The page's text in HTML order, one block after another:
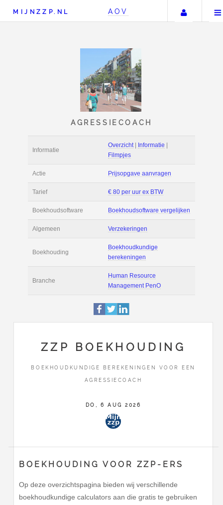
MIJNZZP.NL AOV Uw
AGRESSIECOACH
Informatie
Filmpjes
Tarief € 80 per uur ex
Boekhouding
Boekhoudkundige
ZZP BOEKHOUDING
BOEKHOUDKUNDIGE BEREKENINGEN VOOR EEN
AGRESSIECOACH
DO, 6 AUG 2026
BOEKHOUDING VOOR ZZP-ERS
Op deze overzichtspagina bieden wij verschillende
boekhoudkundige calculators aan die gratis te gebruiken